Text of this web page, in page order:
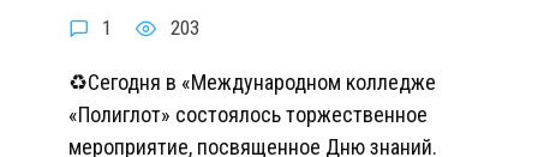
1 203
♻️Сегодня в «Международном колледже
«Полиглот» состоялось торжественное
мероприятие, посвященное Дню знаний.